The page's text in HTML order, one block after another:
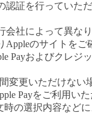
認証を行っていただ
会社によって異なり
Appleのサイトをご
Payおよびクレ
変更いただけない
Payをご利用い
の選択内容など